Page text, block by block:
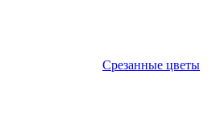
Срезанные цветы